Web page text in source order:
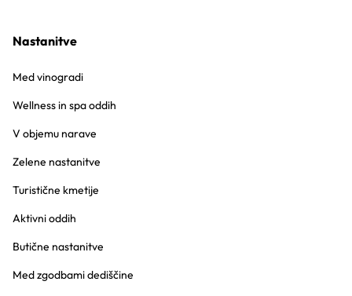
Nastanitve
Med vinogradi
Wellness in spa oddih
V objemu narave
Zelene nastanitve
Turistične kmetije
Aktivni oddih
Butične nastanitve
Med zgodbami dediščine